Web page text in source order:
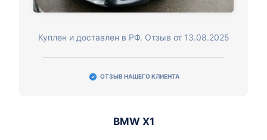
Куплен и доставлен в РФ. Отзыв от 13.08.2025
ОТЗЫВ НАШЕГО КЛИЕНТА
BMW X1